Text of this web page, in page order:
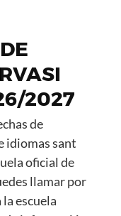
2027
de
idiomas sant
oficial de
llamar por
escuela